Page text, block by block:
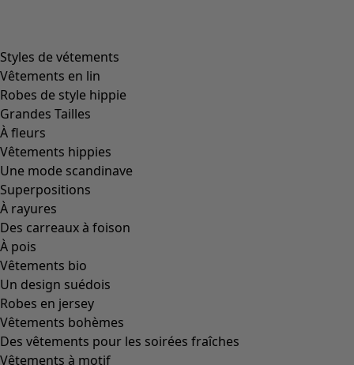
Styles de vétements
Vêtements en lin
Robes de style hippie
Grandes Tailles
À fleurs
Vêtements hippies
Une mode scandinave
Superpositions
À rayures
Des carreaux à foison
À pois
Vêtements bio
Un design suédois
Robes en jersey
Vêtements bohèmes
Des vêtements pour les soirées fraîches
Vêtements à motif